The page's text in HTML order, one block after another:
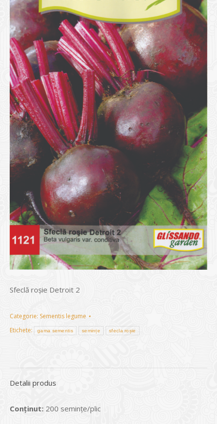
Sfeclă roşie Detroit 2
Categorie: Sementis legume
Etichete:
gama sementis semințe sfecla roșie
Detalii produs
Conținut: 200 seminţe/plic